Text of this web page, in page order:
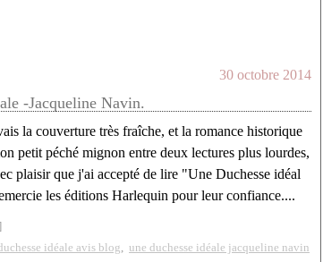
30 octobre 2014
-Jacqueline Navin.
la couverture très fraîche, et la romance historique
petit péché mignon entre deux lectures plus lourdes,
plaisir que j'ai accepté de lire "Une Duchesse idéal
les éditions Harlequin pour leur confiance....
idéale avis blog, une duchesse idéale jacqueline navin